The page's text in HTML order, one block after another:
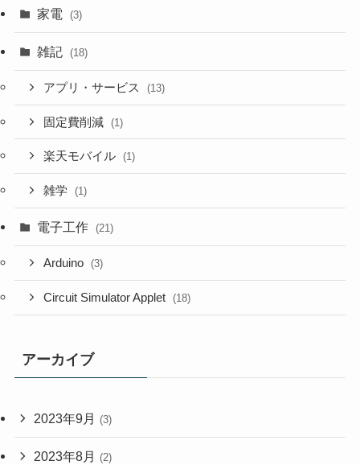
家電 (3)
雑記 (18)
アプリ・サービス (13)
固定費削減 (1)
楽天モバイル (1)
雑学 (1)
電子工作 (21)
Arduino (3)
Circuit Simulator Applet (18)
アーカイブ
2023年9月 (3)
2023年8月 (2)